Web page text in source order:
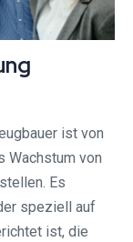
ist von
Wachstum von
Es
speziell auf
ist, die